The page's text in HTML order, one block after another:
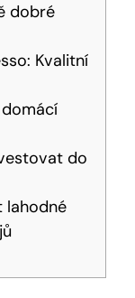
dobré
Kvalitní
do
lahodné